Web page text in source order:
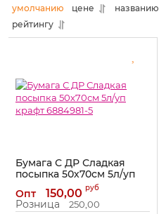
умолчанию цене
названию
рейтингу
Бумага С ДР Сладкая
посыпка 50х70см 5л/уп
крафт 6884981-5
Артикул: 6884981-5
Опт 150,00 руб
Розница 250,00